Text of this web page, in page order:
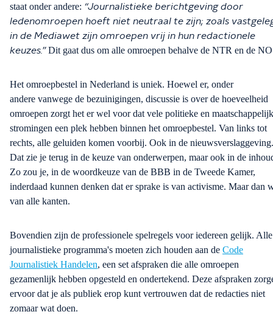
staat onder andere: “Journalistieke berichtgeving door
ledenomroepen hoeft niet neutraal te zijn; zoals
in de Mediawet zijn omroepen vrij in hun redactionele
keuzes.” Dit gaat dus om alle omroepen behalve de NTR en de
Het omroepbestel in Nederland is uniek. Hoewel er, onder
andere vanwege de bezuinigingen, discussie is over de hoeveelheid
omroepen zorgt het er wel voor dat vele politieke en
stromingen een plek hebben binnen het omroepbestel. Van links tot
rechts, alle geluiden komen voorbij. Ook in de nieuwsverslaggeving.
Dat zie je terug in de keuze van onderwerpen, maar ook in de
Zo zou je, in de woordkeuze van de BBB in de Tweede Kamer,
inderdaad kunnen denken dat er sprake is van activisme. Maar dan
van alle kanten.
Bovendien zijn de professionele spelregels voor iedereen gelijk. Alle
journalistieke programma's moeten zich houden aan de Code
Journalistiek Handelen, een set afspraken die alle omroepen
gezamenlijk hebben opgesteld en ondertekend. Deze afspraken
ervoor dat je als publiek erop kunt vertrouwen dat de redacties niet
zomaar wat doen.